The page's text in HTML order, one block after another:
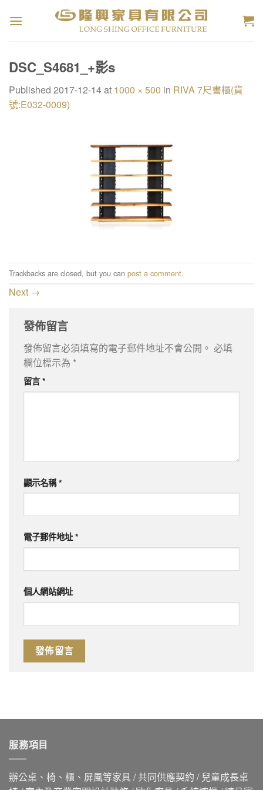
DSC_S4681_+影s
Published 2017-12-14at 1000 × 500 in RIVA 7尺書櫃(貨
號:E032-0009)
Trackbacks are closed, but you can post a comment.
Next →
發佈留言
發佈留言必須填寫的電子郵件地址不會公開。 必填
欄位標示為 *
留言*
顯示名稱*
電子郵件地址*
個人網站網址
服務項目
辦公桌、椅、櫃、屏風等家具 / 共同供應契約 / 兒童成長桌